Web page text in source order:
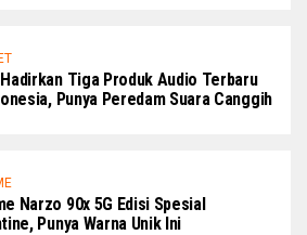
Tiga Produk Audio Terbaru
Punya Peredam Suara Canggih
Narzo 90x 5G Edisi Spesial
Punya Warna Unik Ini